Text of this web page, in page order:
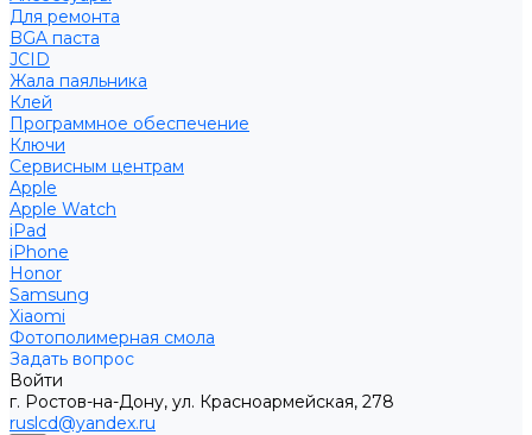
Для ремонта
BGA паста
JCID
Жала паяльника
Клей
Программное обеспечение
Ключи
Сервисным центрам
Apple
Apple Watch
iPad
iPhone
Honor
Samsung
Xiaomi
Фотополимерная смола
Задать вопрос
Войти
г. Ростов-на-Дону, ул. Красноармейская, 278
ruslcd@yandex.ru